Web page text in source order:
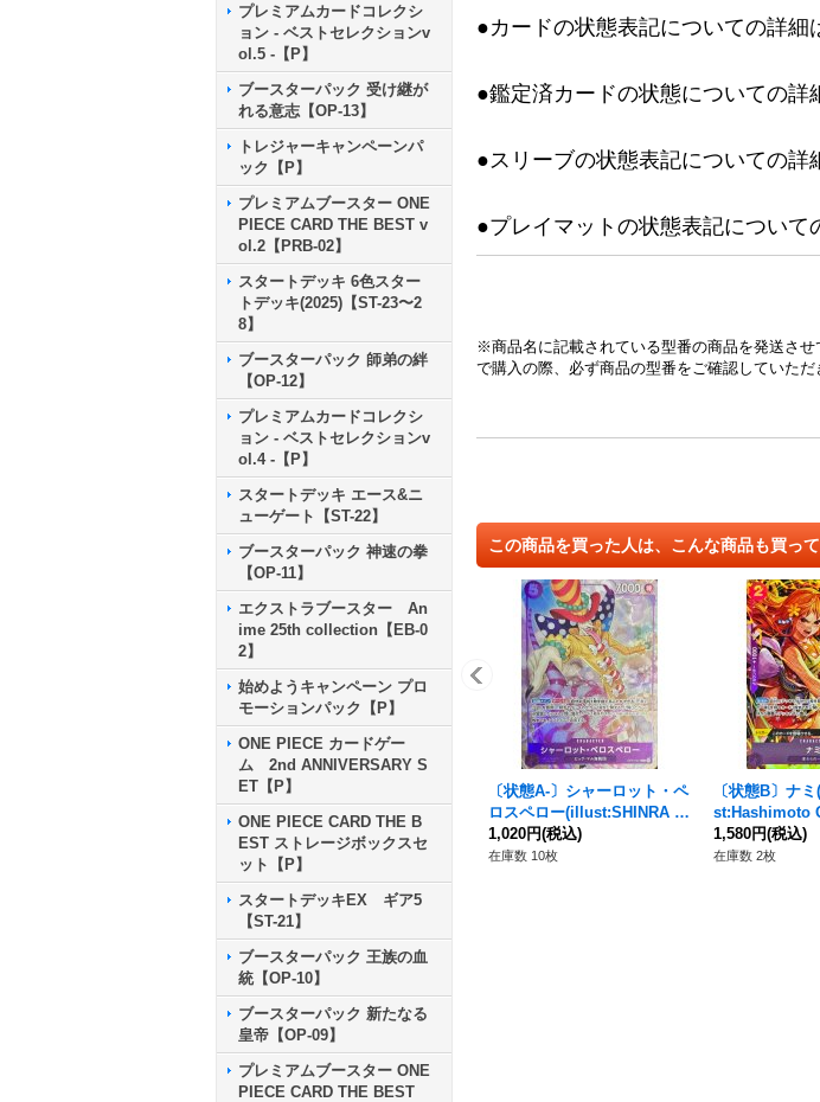
プレミアムカードコレクシ
ョン - ベストセレクションv
ol.5 -【P】
ブースターパック 受け継が
れる意志【OP-13】
トレジャーキャンペーンパ
ック【P】
プレミアムブースター ONE
PIECE CARD THE BEST v
ol.2【PRB-02】
スタートデッキ 6色スター
トデッキ(2025)【ST-23〜2
8】
ブースターパック 師弟の絆
【OP-12】
プレミアムカードコレクシ
ョン - ベストセレクションv
ol.4 -【P】
スタートデッキ エース&ニ
ューゲート【ST-22】
ブースターパック 神速の拳
【OP-11】
エクストラブースター An
ime 25th collection【EB-0
2】
始めようキャンペーン プロ
モーションパック【P】
ONE PIECE カードゲー
ム 2nd ANNIVERSARY S
ET【P】
ONE PIECE CARD THE B
EST ストレージボックスセ
ット【P】
スタートデッキEX ギア5
【ST-21】
ブースターパック 王族の血
統【OP-10】
ブースターパック 新たなる
皇帝【OP-09】
プレミアムブースター ONE
PIECE CARD THE BEST
●カードの状態表記についての詳細
●鑑定済カードの状態についての詳
●スリーブの状態表記についての詳
●プレイマットの状態表記について
※商品名に記載されている型番の商品を発送さ
で購入の際、必ず商品の型番をご確認していただ
この商品を買った人は、こんな商品も買っ
〔状態A-〕シャーロット・ペ
ロスペロー(illust:SHINRA A
GENCY Co.Ltd)【R】{OP11
-071}
1,020円(税込)
在庫数 10枚
〔状態B〕ナ
st:Hashimoto
RB02-012}
1,580円(税込)
在庫数 2枚